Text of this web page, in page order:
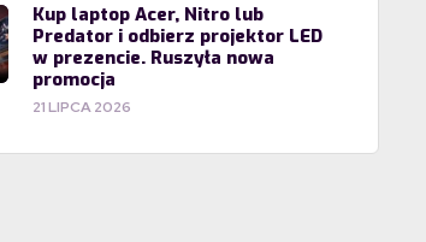
Kup laptop Acer, Nitro lub
Predator i odbierz projektor LED
w prezencie. Ruszyła nowa
promocja
21 LIPCA 2026